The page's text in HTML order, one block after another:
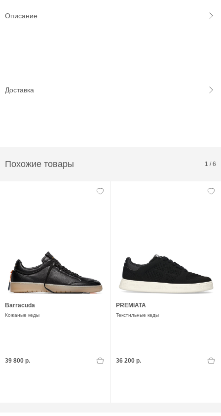
Описание
Доставка
Похожие товары 1 /6
Barracuda
Кожаные кеды
39 800 р.
PREMIATA
Текстильные кеды
36 200 р.